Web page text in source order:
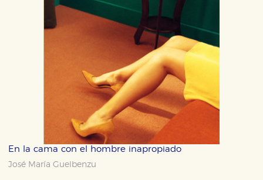
En la cama con el hombre inapropiado
José María Guelbenzu